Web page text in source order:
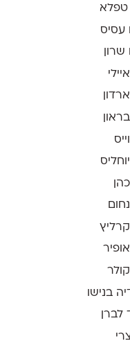
טפלא
עסיס
שרון
בנישו
לברן